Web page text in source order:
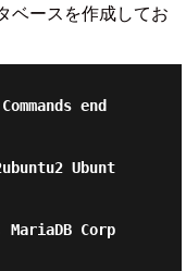
ベースを作成してお
end
Ubunt
Corp